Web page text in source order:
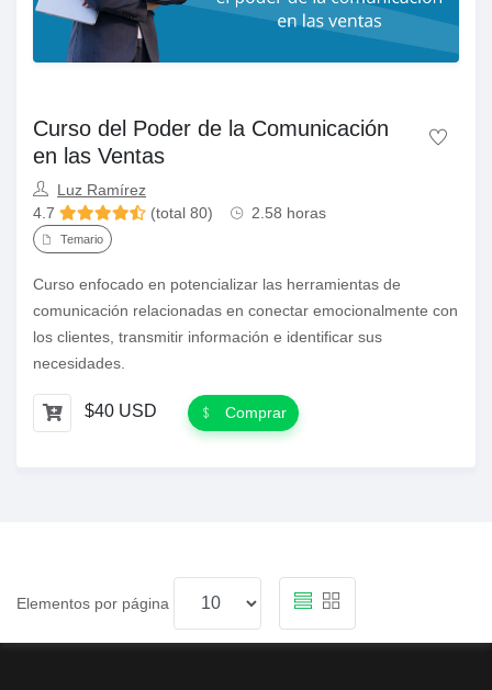
Curso del Poder de la Comunicación
en las Ventas
Luz Ramírez
4.7
(total 80) 2.58 horas
Temario
Curso enfocado en potencializar las herramientas de
comunicación relacionadas en conectar emocionalmente con
los clientes, transmitir información e identificar sus
necesidades.
$40 USD Comprar
Elementos por página